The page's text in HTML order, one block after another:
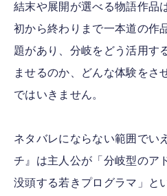
結末や展開が選べる物語作品
初から終わりまで一本道の作
題があり、分岐をどう活用す
ませるのか、どんな体験をさ
ではいきません。
ネタバレにならない範囲でい
チ』は主人公が「分岐型のア
没頭する若きプログラマ」と